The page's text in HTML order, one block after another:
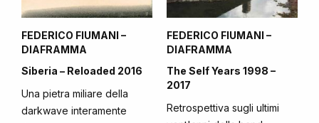
FEDERICO FIUMANI –
DIAFRAMMA
Siberia – Reloaded 2016
Una pietra miliare della
darkwave interamente
FEDERICO FIUMANI –
DIAFRAMMA
The Self Years 1998 –
2017
Retrospettiva sugli ultimi